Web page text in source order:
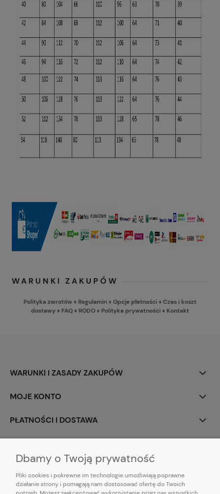
WARUNKI ZAKUPÓW
Polityka zwrotów ♦ Regulamin♦Opcje płatności♦Czas i koszt
dostawy♦ FAQ♦ RODO♦ Polityka prywatności♦ Kontakt
WARUNKI I ZASADY ZAKUPÓW
MOJE KONTO
PŁATNOŚCI I DOSTAWA
Dbamy o Twoją prywatność
Pliki cookies i pokrewne im technologie umożliwiają poprawne
działanie strony i pomagają nam dostosować ofertę do Twoich